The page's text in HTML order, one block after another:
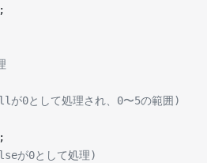
として処理され、0〜5の範囲)
0として処理)